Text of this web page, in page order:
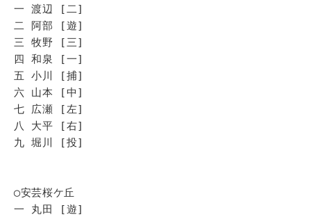
一 渡辺 [二]
二 阿部 [遊]
三 牧野 [三]
四 和泉 [一]
五 小川 [捕]
六 山本 [中]
七 広瀬 [左]
八 大平 [右]
九 堀川 [投]
◯安芸桜ケ丘
一 丸田 [遊]